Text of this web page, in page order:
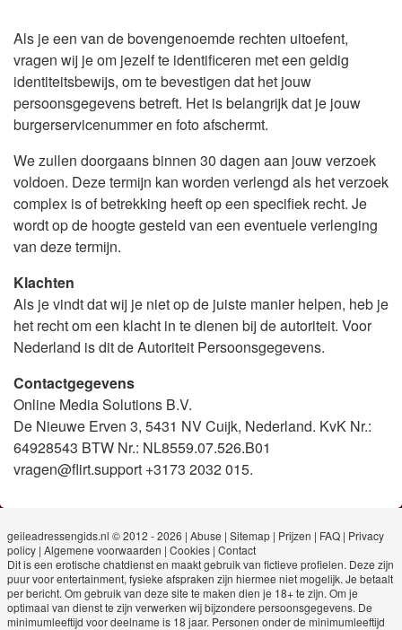
Als je een van de bovengenoemde rechten uitoefent,
vragen wij je om jezelf te identificeren met een geldig
identiteitsbewijs, om te bevestigen dat het jouw
persoonsgegevens betreft. Het is belangrijk dat je jouw
burgerservicenummer en foto afschermt.
We zullen doorgaans binnen 30 dagen aan jouw verzoek
voldoen. Deze termijn kan worden verlengd als het verzoek
complex is of betrekking heeft op een specifiek recht. Je
wordt op de hoogte gesteld van een eventuele verlenging
van deze termijn.
Klachten
Als je vindt dat wij je niet op de juiste manier helpen, heb je
het recht om een klacht in te dienen bij de autoriteit. Voor
Nederland is dit de Autoriteit Persoonsgegevens.
Contactgegevens
Online Media Solutions B.V.
De Nieuwe Erven 3, 5431 NV Cuijk, Nederland. KvK Nr.:
64928543 BTW Nr.: NL8559.07.526.B01
vragen@flirt.support +3173 2032 015.
geileadressengids.nl © 2012 - 2026 | Abuse | Sitemap| Prijzen | FAQ| Privacy
policy| Algemene voorwaarden | Cookies| Contact
Dit is een erotische chatdienst en maakt gebruik van fictieve profielen. Deze zijn
puur voor entertainment, fysieke afspraken zijn hiermee niet mogelijk. Je betaalt
per bericht. Om gebruik van deze site te maken dien je 18+ te zijn. Om je
optimaal van dienst te zijn verwerken wij bijzondere persoonsgegevens. De
minimumleeftijd voor deelname is 18 jaar. Personen onder de minimumleeftijd